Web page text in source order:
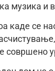
музика и
каде се
совршено